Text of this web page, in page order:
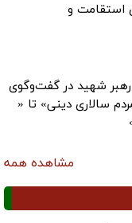
استقامت و
رهبر شهید در گفت‌وگوی
سالاری دینی» تا «
مشاهده همه